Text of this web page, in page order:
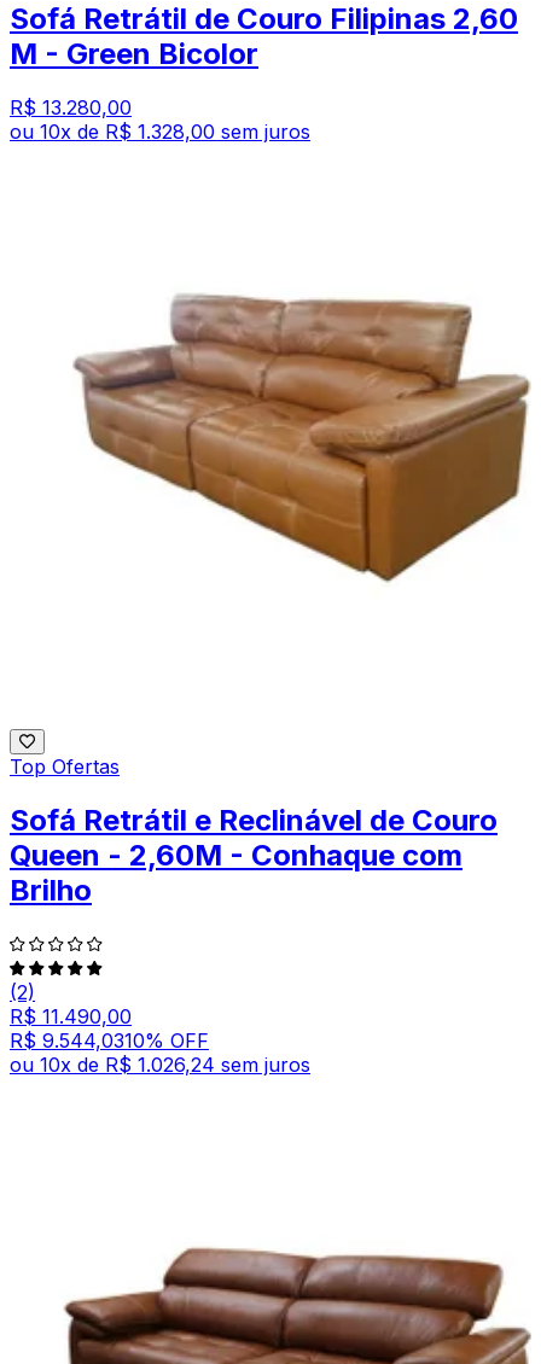
Sofá Retrátil de Couro Filipinas 2,60
M - Green Bicolor
R$ 13.280,00
ou 10x de R$ 1.328,00 sem juros
Top Ofertas
Sofá Retrátil e Reclinável de Couro
Queen - 2,60M - Conhaque com
Brilho
(2)
R$ 11.490,00
R$ 9.544,0310% OFF
ou 10x de R$ 1.026,24 sem juros